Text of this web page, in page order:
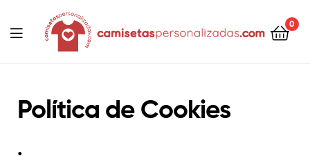
Camisetaspersonalizadas.com
0
Política de Cookies
.